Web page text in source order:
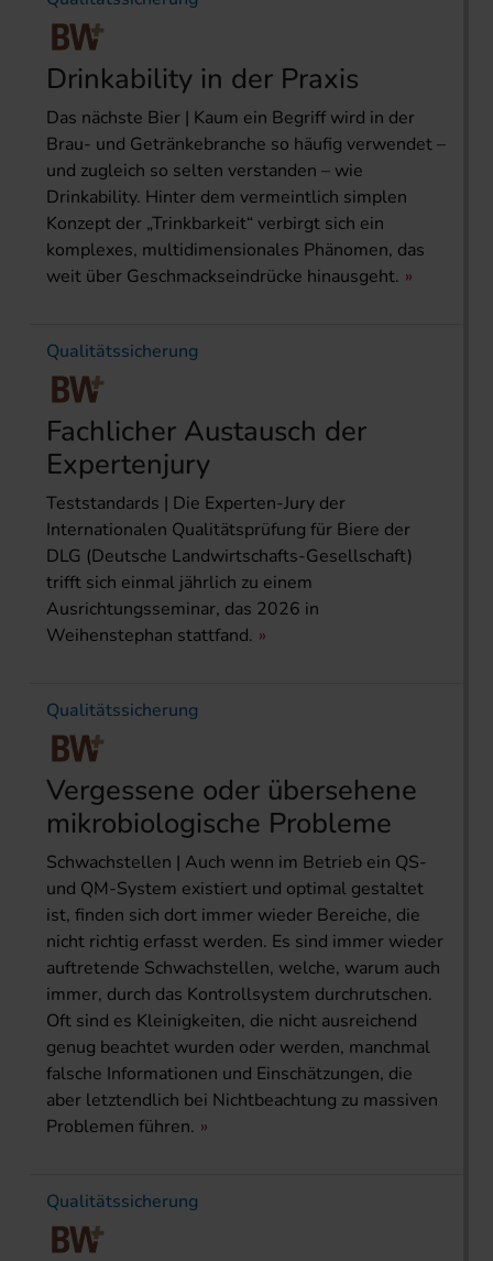
Drinkability in der Praxis
Das nächste Bier | Kaum ein Begriff wird in der
Brau- und Getränkebranche so häufig verwendet –
und zugleich so selten verstanden – wie
Drinkability. Hinter dem vermeintlich simplen
Konzept der „Trinkbarkeit“ verbirgt sich ein
komplexes, multidimensionales Phänomen, das
weit über Geschmackseindrücke hinausgeht.
Qualitätssicherung
Fachlicher Austausch der
Expertenjury
Teststandards | Die Experten-Jury der
Internationalen Qualitätsprüfung für Biere der
DLG (Deutsche Landwirtschafts-Gesellschaft)
trifft sich einmal jährlich zu einem
Ausrichtungsseminar, das 2026 in
Weihenstephan stattfand.
Qualitätssicherung
Vergessene oder übersehene
mikrobiologische Probleme
Schwachstellen | Auch wenn im Betrieb ein QS-
und QM-System existiert und optimal gestaltet
ist, finden sich dort immer wieder Bereiche, die
nicht richtig erfasst werden. Es sind immer wieder
auftretende Schwachstellen, welche, warum auch
immer, durch das Kontrollsystem durchrutschen.
Oft sind es Kleinigkeiten, die nicht ausreichend
genug beachtet wurden oder werden, manchmal
falsche Informationen und Einschätzungen, die
aber letztendlich bei Nichtbeachtung zu massiven
Problemen führen.
Qualitätssicherung